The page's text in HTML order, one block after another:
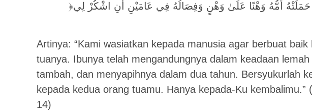
﴿وَوَصَّيْنَا الْإِنسَانَ بِوَالِدَيْهِ حَمَلَتْهُ أُمُّهُ وَهْنًا عَلَىٰ وَهْنٍ وَفِصَالُهُ فِي عَامَيْنِ أَنِ اشْكُرْ لِي
Artinya: “Kami wasiatkan kepada manusia agar berbuat
tuanya. Ibunya telah mengandungnya dalam keadaan
tambah, dan menyapihnya dalam dua tahun. Bersyukurlah
kepada kedua orang tuamu. Hanya kepada-Ku kembalimu.”
14)